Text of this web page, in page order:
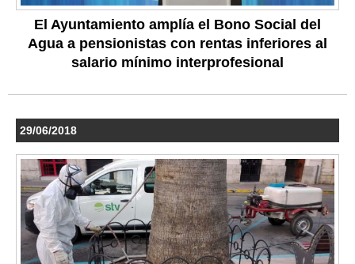
El Ayuntamiento amplía el Bono Social del
Agua a pensionistas con rentas inferiores al
salario mínimo interprofesional
29/06/2018